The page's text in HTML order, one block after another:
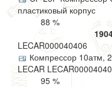
пластиковый корпус
88 %
LECAR000040406
Компрессор 10атм,
LECAR
95 %